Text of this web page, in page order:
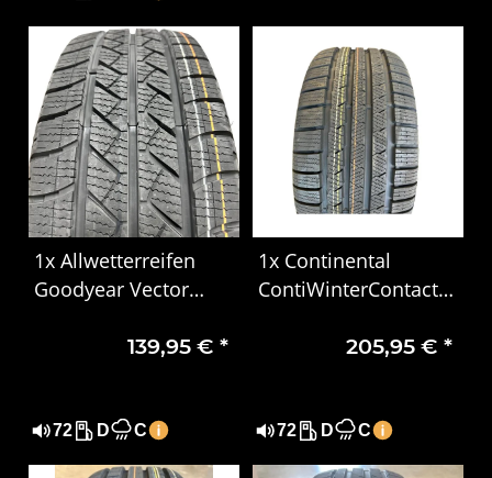
1x Allwetterreifen
Goodyear Vector
215/65R16C 106/104T
139,95 € *
72 D C
1x Continental
ContiWinterContact
245/45 R17 99V XL
205,95 €*
72 D C